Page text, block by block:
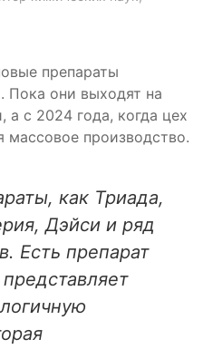
препараты
Пока они выходят на
с 2024 года, когда цех
массовое производство.
как Триада,
Дэйси и ряд
Есть препарат